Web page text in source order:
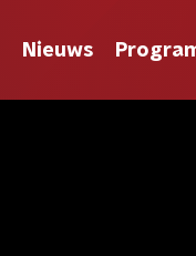
Nieuws